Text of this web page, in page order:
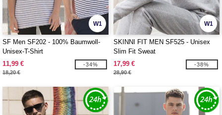
W1
SF Men SF202 - 100% Baumwoll-
Unisex-T-Shirt
11,99 €
18,20 €
-34%
W1
SKINNI FIT MEN SF525 - Unisex
Slim Fit Sweat
17,99 €
28,90 €
-38%